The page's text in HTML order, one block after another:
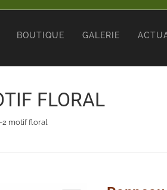
BOUTIQUE GALERIE
FLORAL
2 motif floral